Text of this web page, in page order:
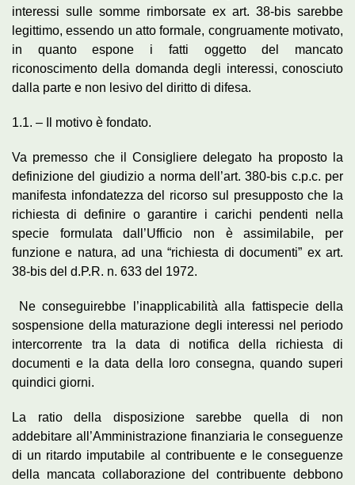
interessi sulle somme rimborsate ex art. 38-bis sarebbe
legittimo, essendo un atto formale, congruamente motivato,
in quanto espone i fatti oggetto del mancato
riconoscimento della domanda degli interessi, conosciuto
dalla parte e non lesivo del diritto di difesa.
1.1. – Il motivo è fondato.
Va premesso che il Consigliere delegato ha proposto la
definizione del giudizio a norma dell’art. 380-bis c.p.c. per
manifesta infondatezza del ricorso sul presupposto che la
richiesta di definire o garantire i carichi pendenti nella
specie formulata dall’Ufficio non è assimilabile, per
funzione e natura, ad una “richiesta di documenti” ex art.
38-bis del d.P.R. n. 633 del 1972.
Ne conseguirebbe l’inapplicabilità alla fattispecie della
sospensione della maturazione degli interessi nel periodo
intercorrente tra la data di notifica della richiesta di
documenti e la data della loro consegna, quando superi
quindici giorni.
La ratio della disposizione sarebbe quella di non
addebitare all’Amministrazione finanziaria le conseguenze
di un ritardo imputabile al contribuente e le conseguenze
della mancata collaborazione del contribuente debbono